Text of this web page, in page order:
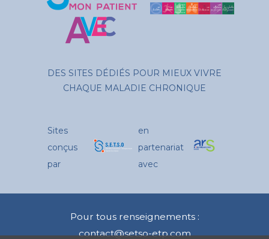
DES SITES DÉDIÉS POUR MIEUX VIVRE
CHAQUE MALADIE CHRONIQUE
Sites
conçus
par
en
partenariat
avec
Pour tous renseignements :
contact@setso-etp.com